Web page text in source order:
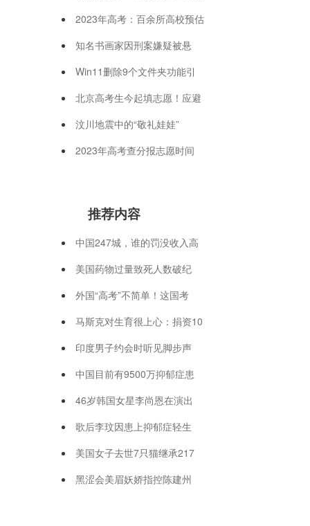
2023年高考：百余所高校预估
知名书画家因刑案嫌疑被悬
Win11删除9个文件夹功能引
北京高考生今起填志愿！应避
汶川地震中的“敬礼娃娃”
2023年高考查分报志愿时间
推荐内容
中国247城，谁的罚没收入高
美国药物过量致死人数破纪
外国“高考”不简单！这国考
马斯克对生育很上心：捐资10
印度男子约会时听见脚步声
中国目前有9500万抑郁症患
46岁韩国女星李尚恩在演出
歌后李玟因患上抑郁症轻生
美国女子去世7只猫继承217
黑涩会美眉妖娇指控陈建州